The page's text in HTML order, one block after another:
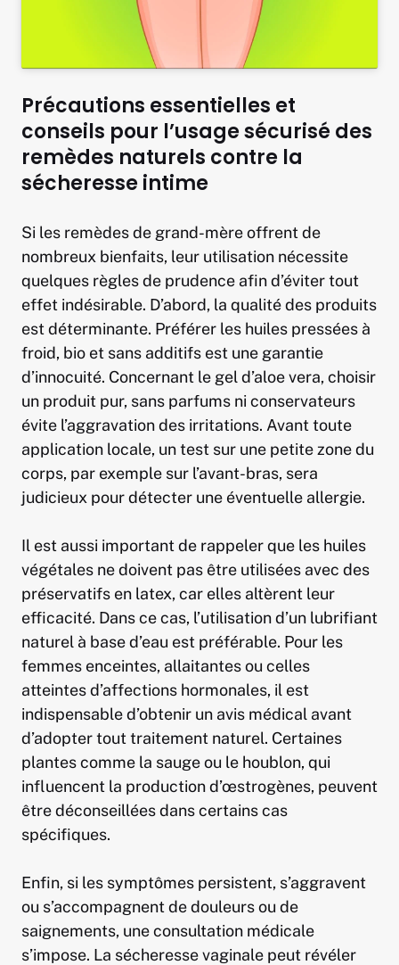
Précautions essentielles et
conseils pour l’usage sécurisé des
remèdes naturels contre la
sécheresse intime
Si les remèdes de grand-mère offrent de
nombreux bienfaits, leur utilisation nécessite
quelques règles de prudence afin d’éviter tout
effet indésirable. D’abord, la qualité des produits
est déterminante. Préférer les huiles pressées à
froid, bio et sans additifs est une garantie
d’innocuité. Concernant le gel d’aloe vera, choisir
un produit pur, sans parfums ni conservateurs
évite l’aggravation des irritations. Avant toute
application locale, un test sur une petite zone du
corps, par exemple sur l’avant-bras, sera
judicieux pour détecter une éventuelle allergie.
Il est aussi important de rappeler que les huiles
végétales ne doivent pas être utilisées avec des
préservatifs en latex, car elles altèrent leur
efficacité. Dans ce cas, l’utilisation d’un lubrifiant
naturel à base d’eau est préférable. Pour les
femmes enceintes, allaitantes ou celles
atteintes d’affections hormonales, il est
indispensable d’obtenir un avis médical avant
d’adopter tout traitement naturel. Certaines
plantes comme la sauge ou le houblon, qui
influencent la production d’œstrogènes, peuvent
être déconseillées dans certains cas
spécifiques.
Enfin, si les symptômes persistent, s’aggravent
ou s’accompagnent de douleurs ou de
saignements, une consultation médicale
s’impose. La sécheresse vaginale peut révéler